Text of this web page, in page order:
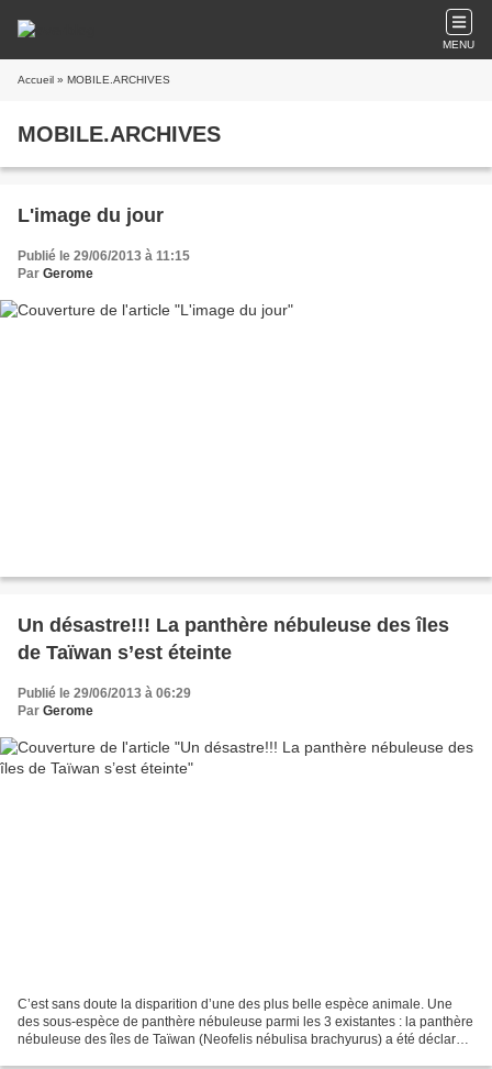
MENU
Accueil » MOBILE.ARCHIVES
MOBILE.ARCHIVES
L'image du jour
Publié le 29/06/2013 à 11:15
Par Gerome
Un désastre!!! La panthère nébuleuse des îles
de Taïwan s’est éteinte
Publié le 29/06/2013 à 06:29
Par Gerome
C’est sans doute la disparition d’une des plus belle espèce animale. Une
des sous-espèce de panthère nébuleuse parmi les 3 existantes : la panthère
nébuleuse des îles de Taïwan (Neofelis nébulisa brachyurus) a été déclaré